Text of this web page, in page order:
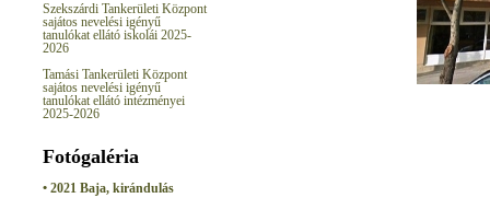
Szekszárdi Tankerületi Központ
sajátos nevelési igényű
tanulókat ellátó iskolái 2025-
2026
Tamási Tankerületi Központ
sajátos nevelési igényű
tanulókat ellátó intézményei
2025-2026
Fotógaléria
• 2021 Baja, kirándulás